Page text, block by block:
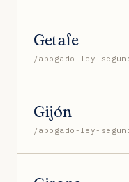
Getafe
/abogado-ley-
Gijón
/abogado-ley-